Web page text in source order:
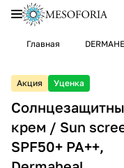
Главная
Акция Уценка
крем / Sun
SPF50+ PA++,